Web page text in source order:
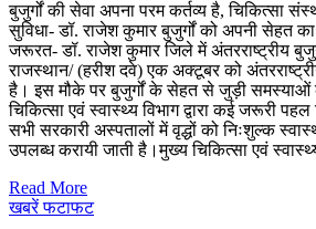
बुजुर्गों की सेवा अपना परम कर्तव्य है, चिकित्सा
सुविधा- डॉ. राजेश कुमार बुजुर्गों को अपनी सेहत
जरूरत- डॉ. राजेश कुमार जिले में अंतरराष्ट्रीय
राजस्थान/ (हरीश दवे) एक अक्टूबर को
है। इस मौके पर बुजुर्गों के सेहत से जुड़ी समस्याओं
चिकित्सा एवं स्वास्थ्य विभाग द्वारा कई जरूरी
सभी सरकारी अस्पतालों में वृद्धों को निःशुल्क
उपलब्ध करायी जाती है।मुख्य चिकित्सा एवं
Read More
खबरें फटाफट